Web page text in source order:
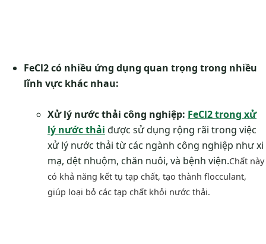
FeCl2 có nhiều ứng dụng quan trọng trong nhiều
lĩnh vực khác nhau:
Xử lý nước thải công nghiệp: FeCl2 trong xử
lý nước thải được sử dụng rộng rãi trong việc
xử lý nước thải từ các ngành công nghiệp như xi
mạ, dệt nhuộm, chăn nuôi, và bệnh viện.Chất này
có khả năng kết tụ tạp chất, tạo thành flocculant,
giúp loại bỏ các tạp chất khỏi nước thải.